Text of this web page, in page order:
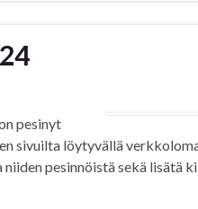
pesinyt
sivuilta löytyvällä
pesinnöistä sekä lisätä